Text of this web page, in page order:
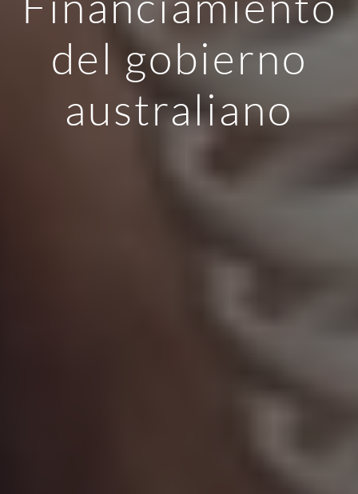
del gobierno
australiano